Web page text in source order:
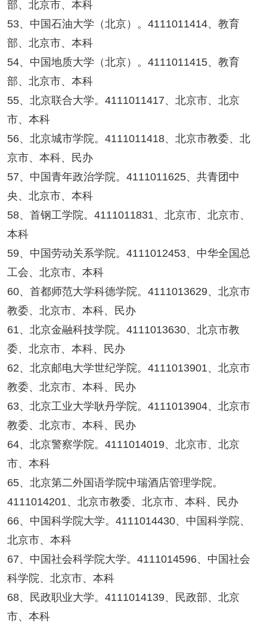
部、北京市、本科
53、中国石油大学（北京）。4111011414、教育
部、北京市、本科
54、中国地质大学（北京）。4111011415、教育
部、北京市、本科
55、北京联合大学。4111011417、北京市、北京
市、本科
56、北京城市学院。4111011418、北京市教委、北
京市、本科、民办
57、中国青年政治学院。4111011625、共青团中
央、北京市、本科
58、首钢工学院。4111011831、北京市、北京市、
本科
59、中国劳动关系学院。4111012453、中华全国总
工会、北京市、本科
60、首都师范大学科德学院。4111013629、北京市
教委、北京市、本科、民办
61、北京金融科技学院。4111013630、北京市教
委、北京市、本科、民办
62、北京邮电大学世纪学院。4111013901、北京市
教委、北京市、本科、民办
63、北京工业大学耿丹学院。4111013904、北京市
教委、北京市、本科、民办
64、北京警察学院。4111014019、北京市、北京
市、本科
65、北京第二外国语学院中瑞酒店管理学院。
4111014201、北京市教委、北京市、本科、民办
66、中国科学院大学。4111014430、中国科学院、
北京市、本科
67、中国社会科学院大学。4111014596、中国社会
科学院、北京市、本科
68、民政职业大学。4111014139、民政部、北京
市、本科